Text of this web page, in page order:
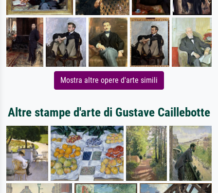
Mostra altre opere d'arte simili
Altre stampe d'arte di Gustave Caillebotte